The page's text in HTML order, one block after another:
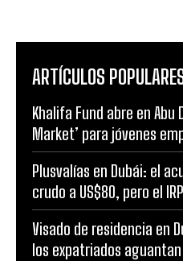
ARTÍCULOS
Khalifa Fund abre en Abu
Market’ para jóvenes
Plusvalías en Dubái: el
crudo a US$80, pero el
Visado de residencia en
los expatriados